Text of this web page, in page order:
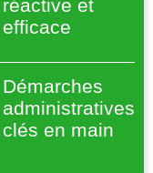
réactive et
efficace
Démarches
administratives
clés en main